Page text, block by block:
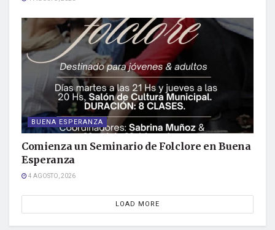
BUENA ESPERANZA
Comienza un Seminario de Folclore en Buena
Esperanza
4 AGOSTO, 2026
LOAD MORE